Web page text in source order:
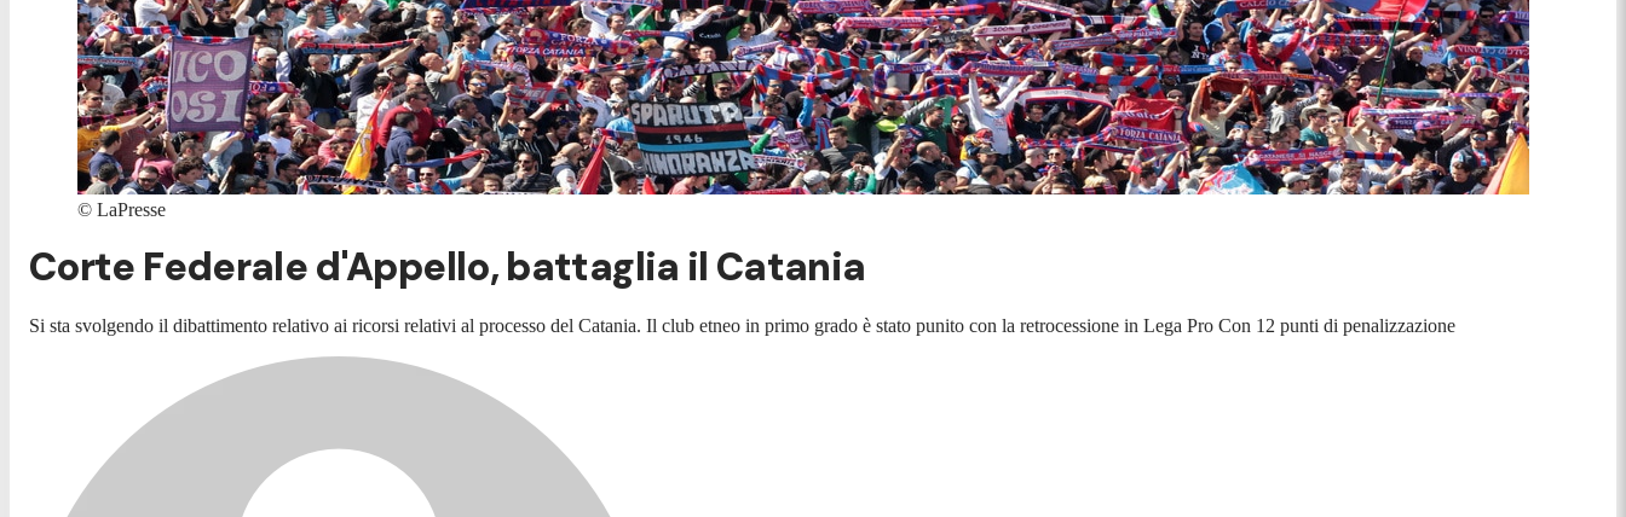
© LaPresse
Corte Federale d'Appello, battaglia il Catania
Si sta svolgendo il dibattimento relativo ai ricorsi relativi al processo del Catania. Il club etneo in primo grado è stato punito con la retrocessione in Lega Pro Con 12 punti di penalizzazione